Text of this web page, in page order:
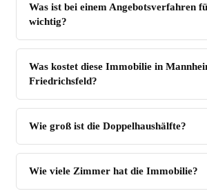
Was ist bei einem Angebotsverfahren
wichtig?
Was kostet diese Immobilie in
Friedrichsfeld?
Wie groß ist die Doppelhaushälfte?
Wie viele Zimmer hat die Immobilie?